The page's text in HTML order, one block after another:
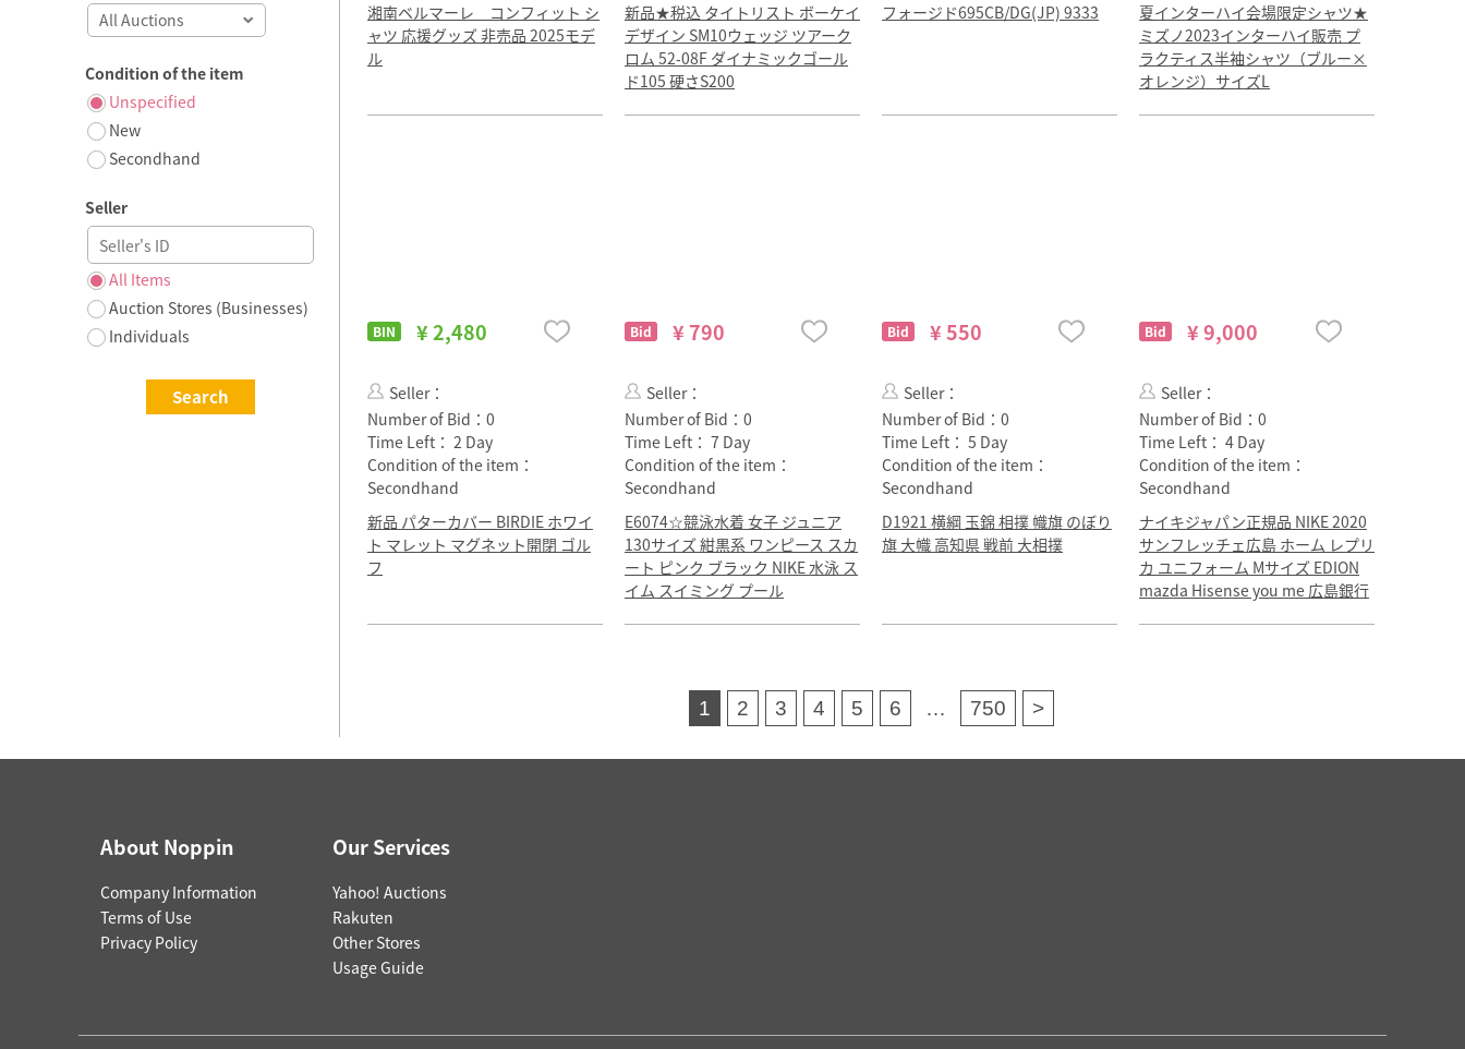
湘南ベルマーレ コンフィット シ
ャツ 応援グッズ 非売品 2025モデ
ル
新品★税込 タイトリスト ボーケイ
デザイン SM10ウェッジ ツアーク
ロム 52‐08F ダイナミックゴール
ド105 硬さS200
フォージド695CB/DG(JP) 9333
夏インターハイ会場限定シャツ★
ミズノ2023インターハイ販売 プ
ラクティス半袖シャツ（ブルー×
オレンジ）サイズL
BIN ¥ 2,480
Seller：
Number of Bid： 0
Time Left： 2 Day
Condition of the item：
Secondhand
新品 パターカバー BIRDIE ホワイ
ト マレット マグネット開閉 ゴル
フ
Bid ¥ 790
Seller：
Number of Bid： 0
Time Left： 7 Day
Condition of the item：
Secondhand
E6074☆競泳水着 女子 ジュニア
130サイズ 紺黒系 ワンピース スカ
ート ピンク ブラック NIKE 水泳 ス
イム スイミング プール
Bid ¥ 550
Seller：
Number of Bid： 0
Time Left： 5 Day
Condition of the item：
Secondhand
D1921 横綱 玉錦 相撲 幟旗 のぼり
旗 大幟 高知県 戦前 大相撲
Bid ¥ 9,000
Seller：
Number of Bid： 0
Time Left： 4 Day
Condition of the item：
Secondhand
ナイキジャパン正規品 NIKE 2020
サンフレッチェ広島 ホーム レプリ
カ ユニフォーム Mサイズ EDION
mazda Hisense you me 広島銀行
1 2 3 4 5 6 … 750 >
Condition of the item
Unspecified
New
Secondhand
Seller
All Items
Auction Stores (Businesses)
Individuals
About Noppin
Company Information
Terms of Use
Privacy Policy
Our Services
Yahoo! Auctions
Rakuten
Other Stores
Usage Guide